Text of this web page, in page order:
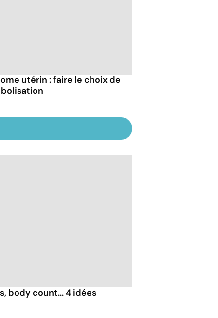
utérin : faire le choix de
body count... 4 idées